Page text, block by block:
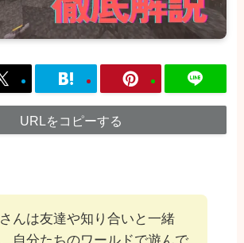
URLをコピーする
んは友達や知り合いと一緒